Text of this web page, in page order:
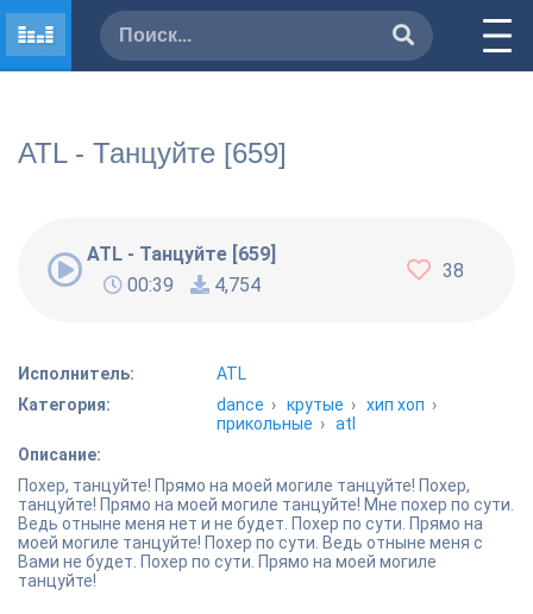
ATL - Танцуйте [659]
ATL - Танцуйте [659]
00:39
4,754
38
Исполнитель:
ATL
Категория:
dance ›крутые ›хип хоп ›
прикольные ›atl
Описание:
Похер, танцуйте! Прямо на моей могиле танцуйте! Похер,
танцуйте! Прямо на моей могиле танцуйте! Мне похер по сути.
Ведь отныне меня нет и не будет. Похер по сути. Прямо на
моей могиле танцуйте! Похер по сути. Ведь отныне меня с
Вами не будет. Похер по сути. Прямо на моей могиле
танцуйте!